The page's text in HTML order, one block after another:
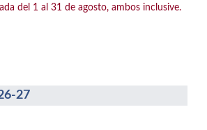
del 1 al 31 de agosto, ambos inclusive.
27